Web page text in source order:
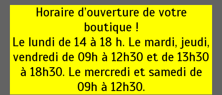
Aller
Horaire d’ouverture de votre
boutique !
Le lundi de 14 à 18 h. Le mardi, jeudi,
vendredi de 09h à 12h30 et de 13h30
à 18h30. Le mercredi et samedi de
09h à 12h30.